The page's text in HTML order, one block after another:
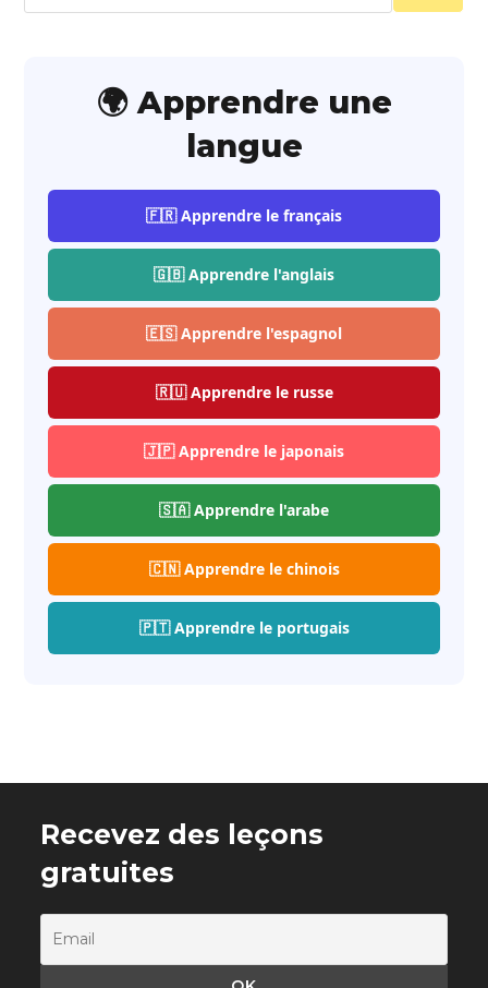
🌍 Apprendre une
langue
🇫🇷 Apprendre le français
🇬🇧 Apprendre l'anglais
🇪🇸 Apprendre l'espagnol
🇷🇺 Apprendre le russe
🇯🇵 Apprendre le japonais
🇸🇦 Apprendre l'arabe
🇨🇳 Apprendre le chinois
🇵🇹 Apprendre le portugais
Recevez des leçons
gratuites